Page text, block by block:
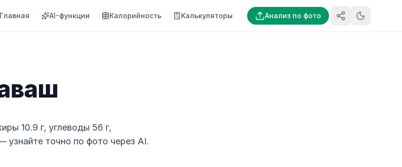
Главная AI-функции Калорийность Калькуляторы Анализ по фото
10.9 г, углеводы 56 г,
узнайте точно по фото через AI.